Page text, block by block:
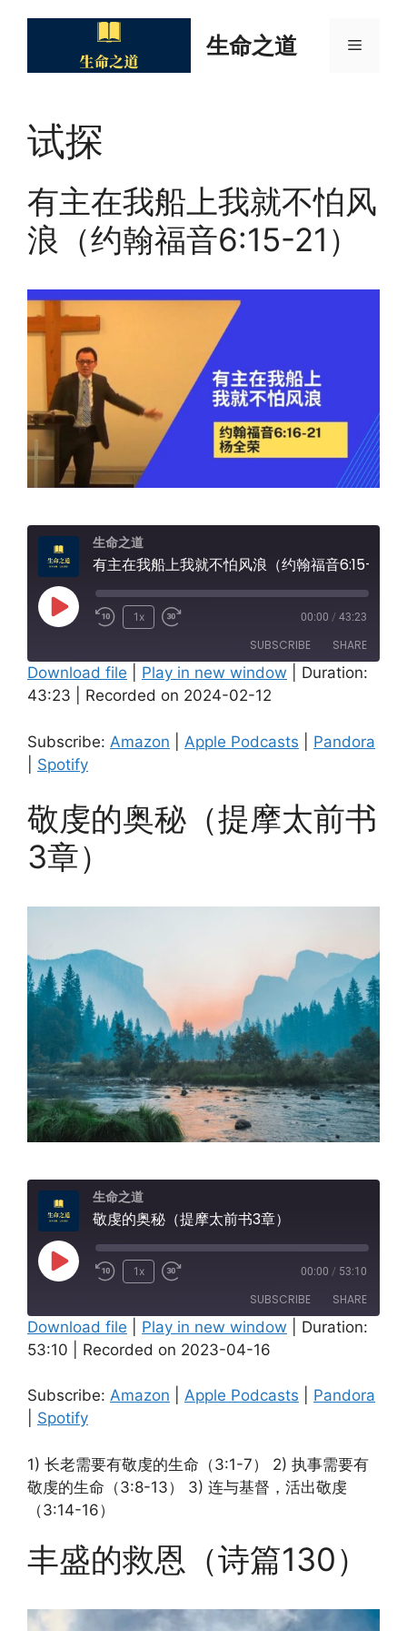
生命之道 Menu
试探
有主在我船上我就不怕风
浪（约翰福音6:15-21）
生命之道
有主在我船上我就不怕风浪（约翰福音6:15-21）
Play
1x 00:00 / 43:23
SUBSCRIBE SHARE
Amazon Apple Podcasts
RSS FEED
SHARE
LINK
EMBED
Download file Play in new window
Duration:
43:23
Recorded on 2024-02-12
Subscribe: Amazon Apple Podcasts
Pandora
Spotify
敬虔的奥秘（提摩太前书
3章）
生命之道
敬虔的奥秘（提摩太前书3章）
Play
1x 00:00 / 53:10
SUBSCRIBE SHARE
Amazon Apple Podcasts
RSS FEED
SHARE
LINK
EMBED
Download file Play in new window
Duration:
53:10
Recorded on 2023-04-16
Subscribe: Amazon Apple Podcasts
Pandora
Spotify
1) 长老需要有敬虔的生命（3:1-7） 2) 执事需要有
敬虔的生命（3:8-13） 3) 连与基督，活出敬虔
（3:14-16）
丰盛的救恩（诗篇130）